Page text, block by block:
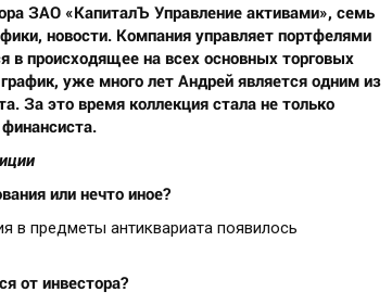
ЗАО «КапиталЪ Управление активами», семь
новости. Компания управляет портфелями
в происходящее на всех основных торговых
уже много лет Андрей является одним из
За это время коллекция стала не только
или нечто иное?
в предметы антиквариата появилось
от инвестора?